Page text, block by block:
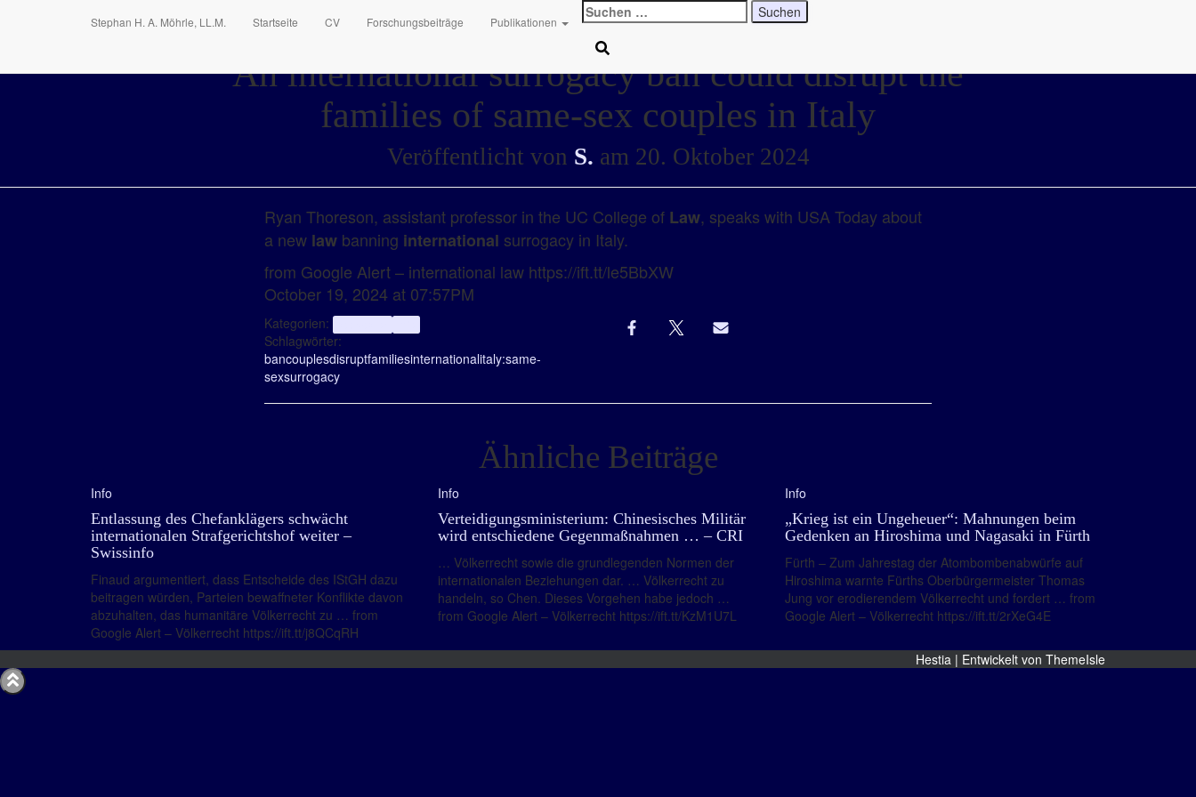
Stephan H. A. Möhrle, LL.M. Startseite CV Forschungsbeiträge Publikationen
Suchen
nach:
An international surrogacy ban could disrupt the
families of same-sex couples in Italy
Veröffentlicht von S. am 20. Oktober 2024
Ryan Thoreson, assistant professor in the UC College of Law, speaks with USA Today about
a new law banning international surrogacy in Italy.
from Google Alert – international law https://ift.tt/le5BbXW
October 19, 2024 at 07:57PM
Kategorien:
Schlagwörter:
bancouplesdisruptfamiliesinternationalitaly:same-
sexsurrogacy
Ähnliche Beiträge
Info
Entlassung des Chefanklägers schwächt
internationalen Strafgerichtshof weiter –
Swissinfo
Finaud argumentiert, dass Entscheide des IStGH dazu
beitragen würden, Parteien bewaffneter Konflikte davon
abzuhalten, das humanitäre Völkerrecht zu … from
Google Alert – Völkerrecht https://ift.tt/j8QCqRH
Info
Verteidigungsministerium: Chinesisches Militär
wird entschiedene Gegenmaßnahmen … – CRI
… Völkerrecht sowie die grundlegenden Normen der
internationalen Beziehungen dar. … Völkerrecht zu
handeln, so Chen. Dieses Vorgehen habe jedoch …
from Google Alert – Völkerrecht https://ift.tt/KzM1U7L
Info
„Krieg ist ein Ungeheuer“: Mahnungen beim
Gedenken an Hiroshima und Nagasaki in Fürth
Fürth – Zum Jahrestag der Atombombenabwürfe auf
Hiroshima warnte Fürths Oberbürgermeister Thomas
Jung vor erodierendem Völkerrecht und fordert … from
Google Alert – Völkerrecht https://ift.tt/2rXeG4E
Hestia | Entwickelt von ThemeIsle